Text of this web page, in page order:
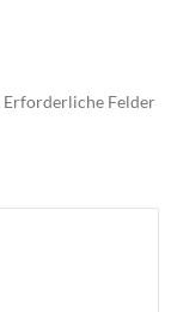
Erforderliche Felder